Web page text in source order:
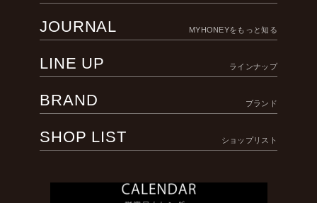
JOURNAL MYHONEYをもっと知る
LINE UP ラインナップ
BRAND ブランド
SHOP LIST ショップリスト